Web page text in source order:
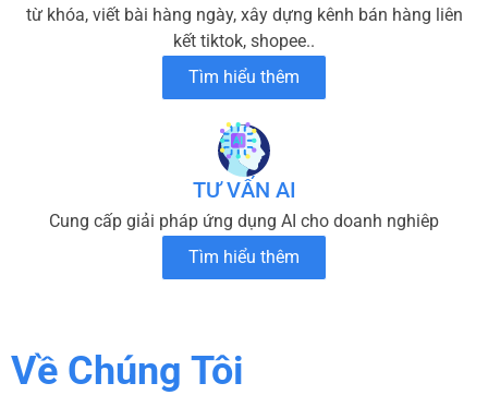
từ khóa, viết bài hàng ngày, xây dựng kênh bán hàng liên
kết tiktok, shopee..
Tìm hiểu thêm
TƯ VẤN AI
Cung cấp giải pháp ứng dụng AI cho doanh nghiêp
Tìm hiểu thêm
Về Chúng Tôi